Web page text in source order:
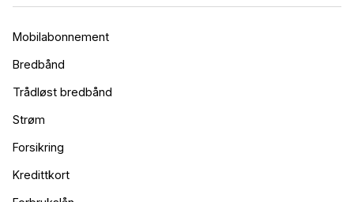
Mobilabonnement
Bredbånd
Trådløst bredbånd
Strøm
Forsikring
Kredittkort